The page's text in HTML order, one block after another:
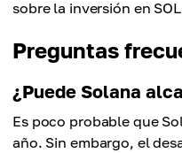
sobre la inversión en
Preguntas
¿Puede Solana
Es poco probable que
año. Sin embargo, el